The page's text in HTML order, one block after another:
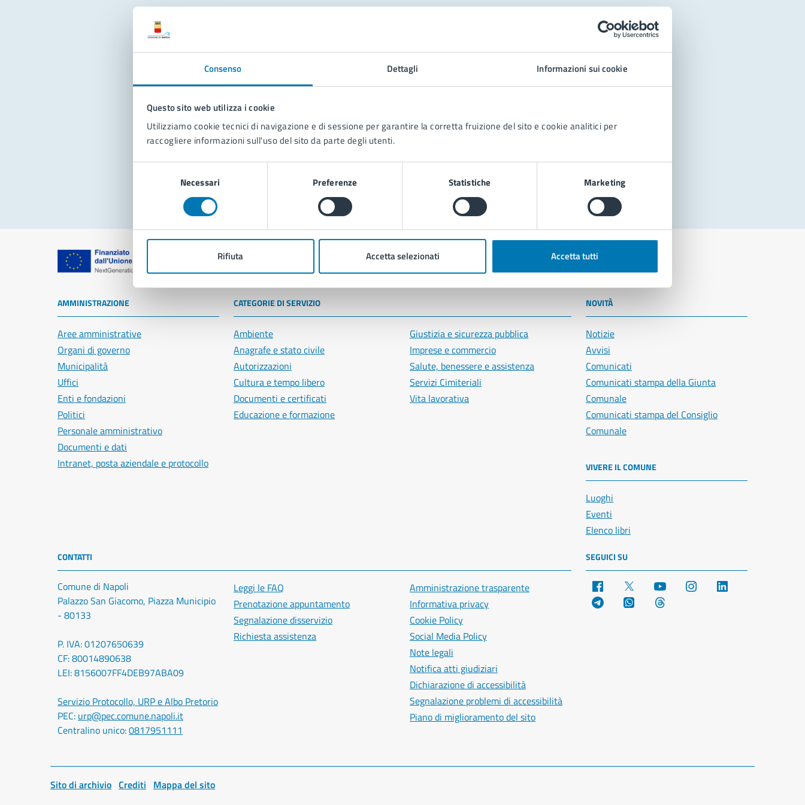
Consenso Dettagli Informazioni sui cookie
Questo sito web utilizza i cookie
Utilizziamo cookie tecnici di navigazione e di sessione per garantire la corretta fruizione del sito e cookie analitici per
raccogliere informazioni sull'uso del sito da parte degli utenti.
Necessari Preferenze Statistiche Marketing
Rifiuta Accetta selezionati Accetta tutti
Prenota appuntamento
Problemi in città
Segnala disservizio
Comune di Napoli
AMMINISTRAZIONE
Aree amministrative
Organi di governo
Municipalità
Uffici
Enti e fondazioni
Politici
Personale amministrativo
Documenti e dati
Intranet, posta aziendale e protocollo
CATEGORIE DI SERVIZIO
Ambiente
Anagrafe e stato civile
Autorizzazioni
Cultura e tempo libero
Documenti e certificati
Educazione e formazione
Giustizia e sicurezza pubblica
Imprese e commercio
Salute, benessere e assistenza
Servizi Cimiteriali
Vita lavorativa
NOVITÀ
Notizie
Avvisi
Comunicati
Comunicati stampa della Giunta
Comunale
Comunicati stampa del Consiglio
Comunale
VIVERE IL COMUNE
Luoghi
Eventi
Elenco libri
CONTATTI
Comune di Napoli
Palazzo San Giacomo, Piazza Municipio
- 80133
P. IVA: 01207650639
CF: 80014890638
LEI: 8156007FF4DEB97ABA09
Servizio Protocollo, URP e Albo Pretorio
PEC: urp@pec.comune.napoli.it
Centralino unico:0817951111
Leggi le FAQ
Prenotazione appuntamento
Segnalazione disservizio
Richiesta assistenza
Amministrazione trasparente
Informativa privacy
Cookie Policy
Social Media Policy
Note legali
Notifica atti giudiziari
Dichiarazione di accessibilità
Segnalazione problemi di accessibilità
Piano di miglioramento del sito
SEGUICI SU
Facebook YouTube Instagram
Telegram WhatsApp
Sito di archivio Crediti Mappa del sito